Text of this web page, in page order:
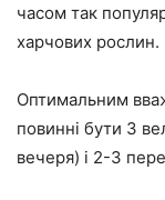
часом так
харчових рослин.
Оптимальним
повинні бути 3
вечеря) і 2-3